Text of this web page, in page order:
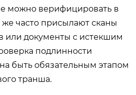
можно верифицировать в
же часто присылают сканы
или документы с истекшим
подлинности
быть обязательным этапом
транша.